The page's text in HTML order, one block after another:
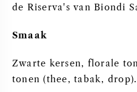
CHARDONNAY
de Riserva's van Biondi
Smaak
Zwarte kersen, florale
tonen (thee, tabak, drop).